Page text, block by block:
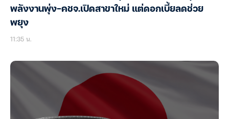
พลังงานพุ่ง-คชจ.เปิดสาขาใหม่ แต่ดอกเบี้ยลดช่วย
พยุง
11:35 น.